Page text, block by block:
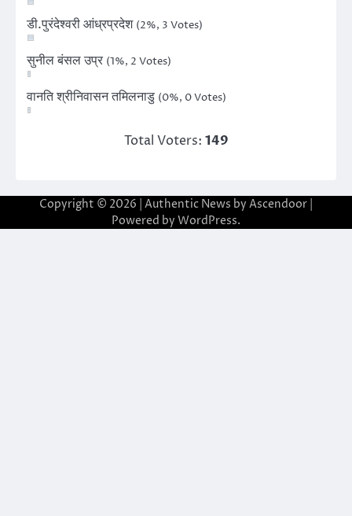
डी.पुरंदेश्वरी आंध्रप्रदेश (2%, 3 Votes)
सुनील बंसल उप्र (1%, 2 Votes)
वानति श्रीनिवासन तमिलनाडु (0%, 0 Votes)
Total Voters: 149
Copyright © 2026 | Authentic News by Ascendoor
Powered by WordPress.